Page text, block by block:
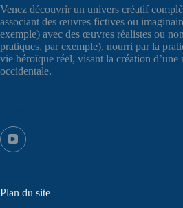
Venez découvrir un univers créatif
associant des œuvres fictives ou
exemple) avec des œuvres réalistes ou
pratiques, par exemple), nourri par la
vie héroïque réel, visant la création
occidentale.
Plan du site